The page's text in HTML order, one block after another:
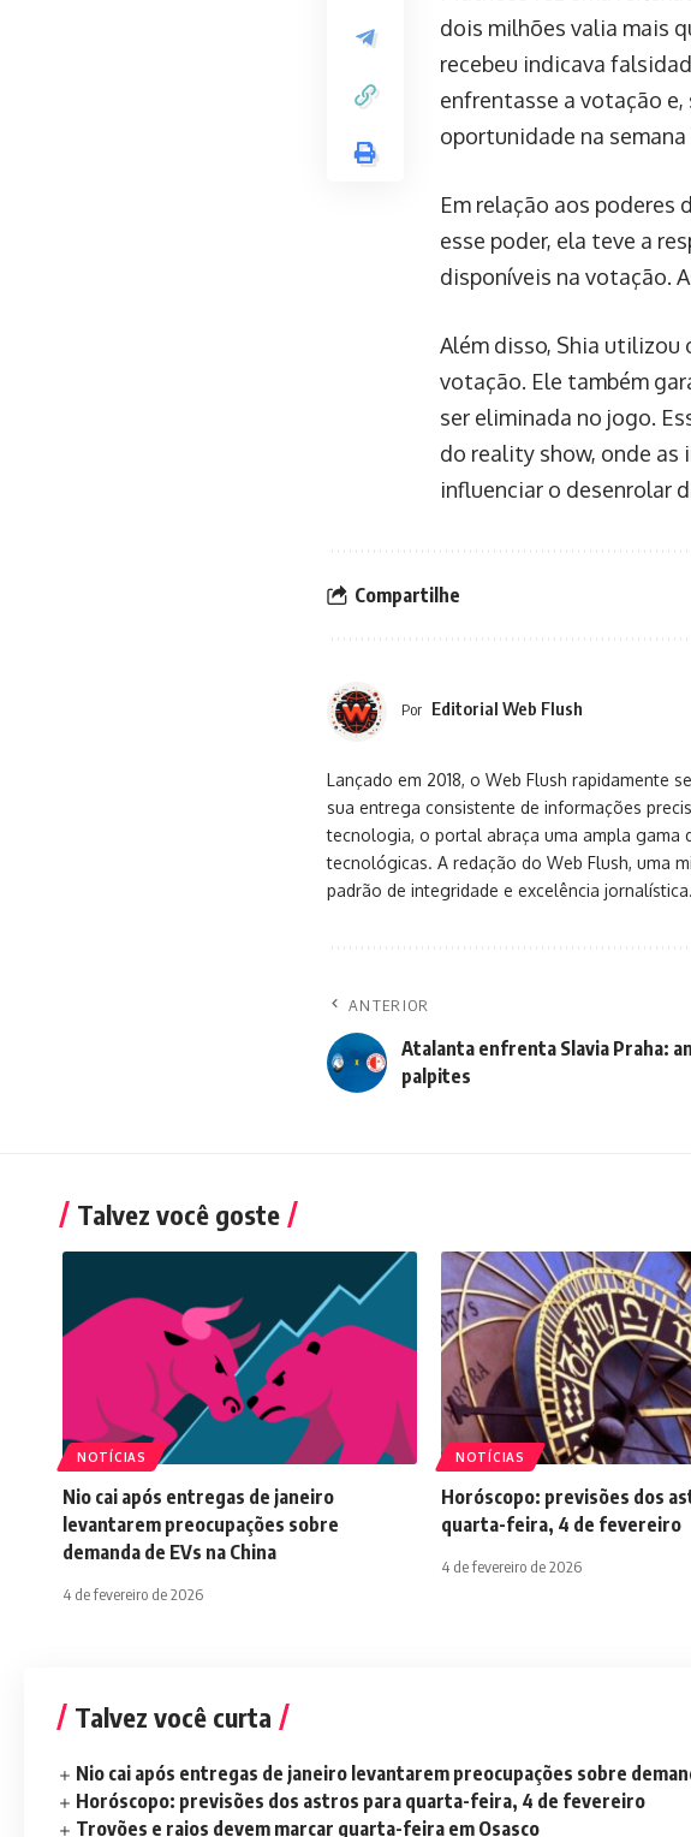
dois milhões valia mais
recebeu indicava
enfrentasse a votação e,
oportunidade na
Em relação aos poderes
esse poder, ela teve a
disponíveis na votação.
Além disso, Shia utilizou
votação. Ele também
ser eliminada no jogo.
do reality show, onde as
influenciar o desenrolar
Compartilhe
Por Editorial Web Flush
Lançado em 2018, o Web Flush rapidamente
sua entrega consistente de informações
tecnologia, o portal abraça uma ampla
tecnológicas. A redação do Web Flush, uma
padrão de integridade e excelência jornalística.
ANTERIOR
Atalanta enfrenta Slavia Praha:
palpites
Talvez você goste
NOTÍCIAS
Nio cai após entregas de janeiro
levantarem preocupações sobre
demanda de EVs na China
4 de fevereiro de 2026
NOTÍCIAS
Horóscopo: previsões dos
quarta-feira, 4 de fevereiro
4 de fevereiro de 2026
Talvez você curta
Nio cai após entregas de janeiro levantarem preocupações sobre
Horóscopo: previsões dos astros para quarta-feira, 4 de fevereiro
Trovões e raios devem marcar quarta-feira em Osasco